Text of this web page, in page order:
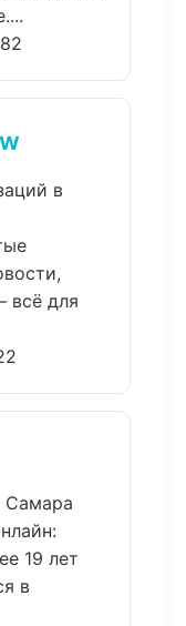
в
всё для
Самара
19 лет
в